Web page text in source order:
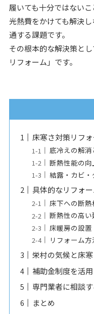
履いても十分ではないこ
光熱費をかけても解決
通する課題です。
その根本的な解決策と
リフォーム」です。
床寒さ対策リフ
底冷えの解
断熱性能の
結露・カビ
具体的なリフォ
床下への断熱
断熱性の高
床暖房の設置
リフォーム
栄村の気候と床
補助金制度を活
専門業者に相談
まとめ